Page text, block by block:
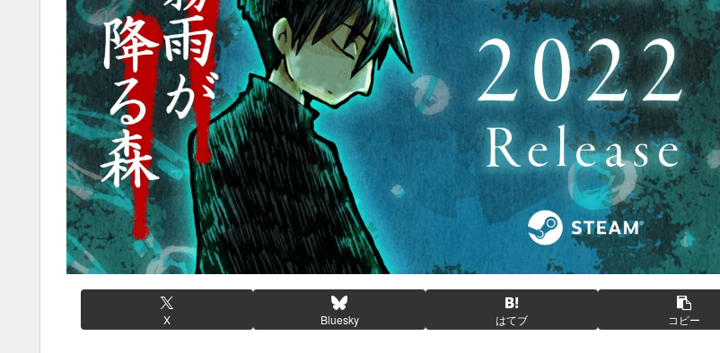
X Bluesky はてブ コピー